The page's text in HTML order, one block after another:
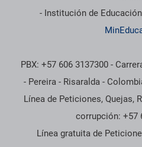
- Institución de
PBX: +57 606 3137300 -
- Pereira - Risaralda -
Línea de Peticiones, Quejas,
corrupción: +57
Línea gratuita de